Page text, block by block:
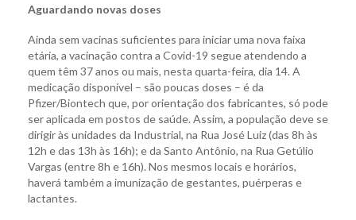
Aguardando novas doses
Ainda sem vacinas suficientes para iniciar uma nova faixa
etária, a vacinação contra a Covid-19 segue atendendo a
quem têm 37 anos ou mais, nesta quarta-feira, dia 14. A
medicação disponível – são poucas doses – é da
Pfizer/Biontech que, por orientação dos fabricantes, só pode
ser aplicada em postos de saúde. Assim, a população deve se
dirigir às unidades da Industrial, na Rua José Luiz (das 8h às
12h e das 13h às 16h); e da Santo Antônio, na Rua Getúlio
Vargas (entre 8h e 16h). Nos mesmos locais e horários,
haverá também a imunização de gestantes, puérperas e
lactantes.